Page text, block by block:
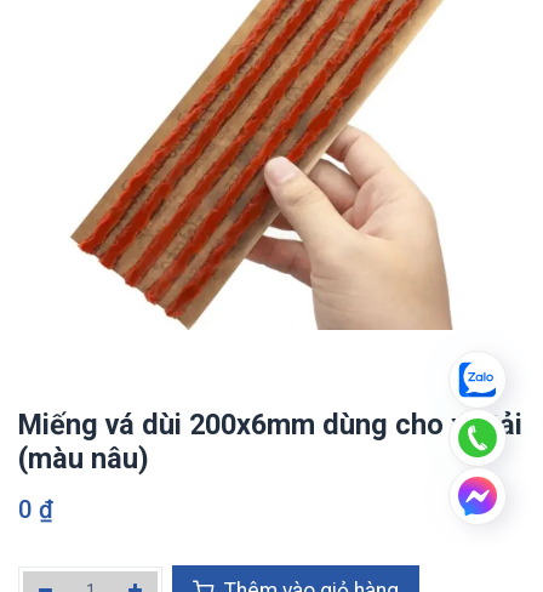
Miếng vá dùi 200x6mm dùng cho xe tải
(màu nâu)
0 ₫